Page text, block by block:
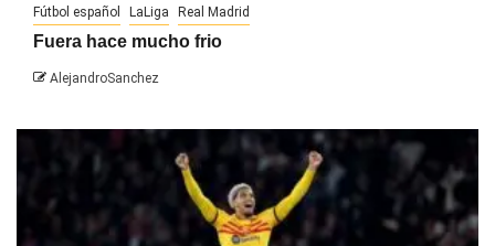
Fútbol español LaLiga Real Madrid
Fuera hace mucho frio
AlejandroSanchez